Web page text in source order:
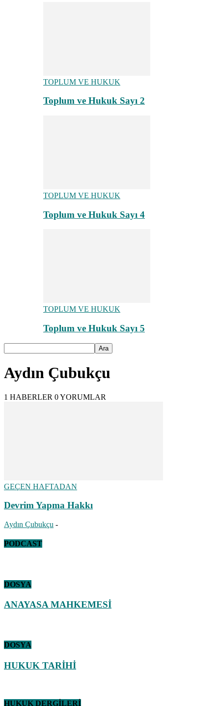
TOPLUM VE HUKUK
Toplum ve Hukuk Sayı 2
TOPLUM VE HUKUK
Toplum ve Hukuk Sayı 4
TOPLUM VE HUKUK
Toplum ve Hukuk Sayı 5
Aydın Çubukçu
1 HABERLER 0 YORUMLAR
GEÇEN HAFTADAN
Devrim Yapma Hakkı
Aydın Çubukçu -
PODCAST
DOSYA
ANAYASA MAHKEMESİ
DOSYA
HUKUK TARİHİ
HUKUK DERGİLERİ